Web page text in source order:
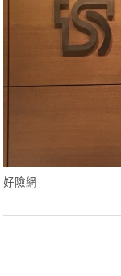
好險網